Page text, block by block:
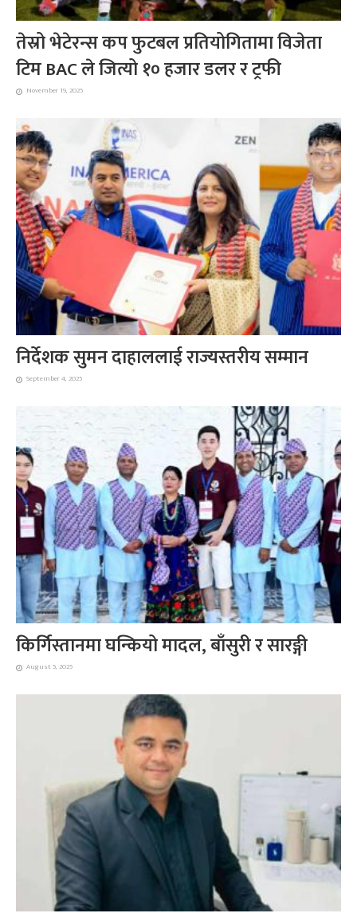
तेस्रो भेटेरन्स कप फुटबल प्रतियोगितामा विजेता
टिम BAC ले जित्यो १० हजार डलर र ट्रफी
November 19, 2025
निर्देशक सुमन दाहाललाई राज्यस्तरीय सम्मान
September 4, 2025
किर्गिस्तानमा घन्कियो मादल, बाँसुरी र सारङ्गी
August 5, 2025